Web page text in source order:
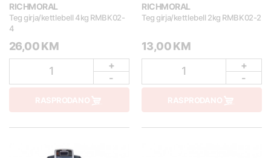
RICHMORAL
Teg girja/kettlebell 4kg RMBK02-
4
26,00 KM
1
+
-
RASPRODANO
RICHMORAL
Teg girja/kettlebell 2kg RMBK02-2
13,00 KM
1
+
-
RASPRODANO